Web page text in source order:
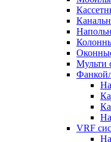
Мульти
VRF